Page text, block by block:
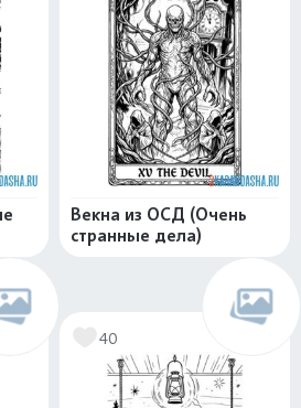
Векна из ОСД (Очень
странные дела)
40